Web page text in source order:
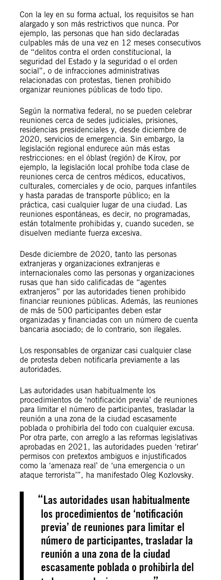
Con la ley en su forma actual, los requisitos se han
alargado y son más restrictivos que nunca. Por
ejemplo, las personas que han sido declaradas
culpables más de una vez en 12 meses consecutivos
de “delitos contra el orden constitucional, la
seguridad del Estado y la seguridad o el orden
social”, o de infracciones administrativas
relacionadas con protestas, tienen prohibido
organizar reuniones públicas de todo tipo.
Según la normativa federal, no se pueden celebrar
reuniones cerca de sedes judiciales, prisiones,
residencias presidenciales y, desde diciembre de
2020, servicios de emergencia. Sin embargo, la
legislación regional endurece aún más estas
restricciones: en el óblast (región) de Kírov, por
ejemplo, la legislación local prohíbe toda clase de
reuniones cerca de centros médicos, educativos,
culturales, comerciales y de ocio, parques infantiles
y hasta paradas de transporte público; en la
práctica, casi cualquier lugar de una ciudad. Las
reuniones espontáneas, es decir, no programadas,
están totalmente prohibidas y, cuando suceden, se
disuelven mediante fuerza excesiva.
Desde diciembre de 2020, tanto las personas
extranjeras y organizaciones extranjeras e
internacionales como las personas y organizaciones
rusas que han sido calificadas de “agentes
extranjeros” por las autoridades tienen prohibido
financiar reuniones públicas. Además, las reuniones
de más de 500 participantes deben estar
organizadas y financiadas con un número de cuenta
bancaria asociado; de lo contrario, son ilegales.
Los responsables de organizar casi cualquier clase
de protesta deben notificarla previamente a las
autoridades.
Las autoridades usan habitualmente los
procedimientos de ‘notificación previa’ de reuniones
para limitar el número de participantes, trasladar la
reunión a una zona de la ciudad escasamente
poblada o prohibirla del todo con cualquier excusa.
Por otra parte, con arreglo a las reformas legislativas
aprobadas en 2021, las autoridades pueden ‘retirar’
permisos con pretextos ambiguos e injustificados
como la ‘amenaza real’ de ‘una emergencia o un
ataque terrorista’”, ha manifestado Oleg Kozlovsky.
Las autoridades usan habitualmente
los procedimientos de ‘notificación
previa’ de reuniones para limitar el
número de participantes, trasladar la
reunión a una zona de la ciudad
escasamente poblada o prohibirla del